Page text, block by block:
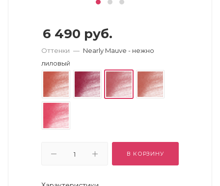
6 490 руб.
Оттенки — Nearly Mauve - нежно
лиловый
В КОРЗИНУ